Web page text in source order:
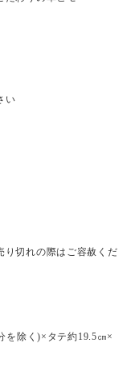
い
り切れの際はご容赦くだ
を除く)×タテ約19.5㎝×